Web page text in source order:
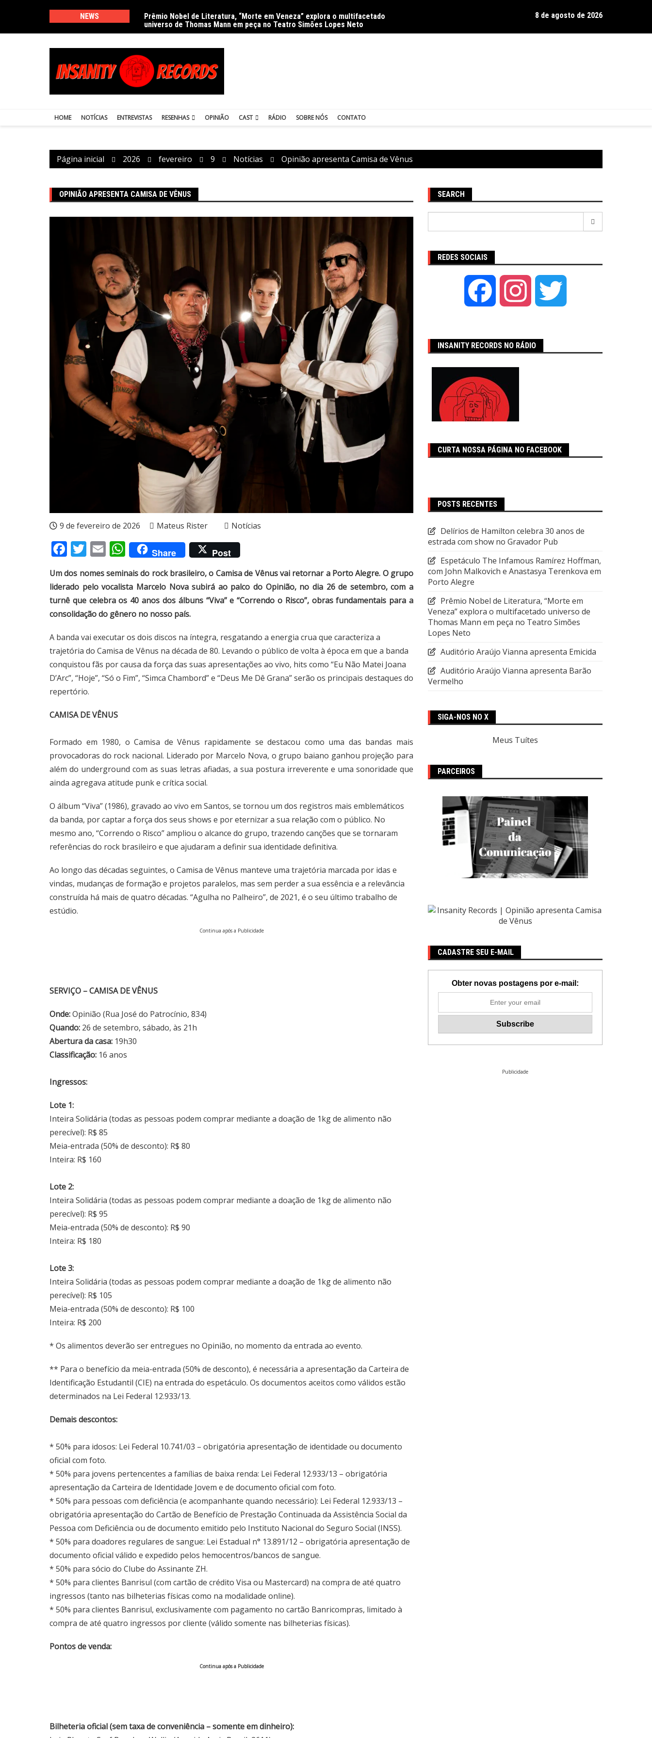
conteúdo
NEWS
Prêmio Nobel de Literatura, “Morte em Veneza” explora o multifacetado
universo de Thomas Mann em peça no Teatro Simões Lopes Neto
Delírios de Hamilton celebra 30 anos de estrada com show no Gravador
8 de agosto de 2026
HOME NOTÍCIAS ENTREVISTAS RESENHAS OPINIÃO CAST RÁDIO SOBRE NÓS CONTATO
Página inicial 2026 fevereiro 9 Notícias Opinião apresenta Camisa de Vênus
OPINIÃO APRESENTA CAMISA DE VÊNUS
9 de fevereiro de 2026 Mateus Rister Notícias
Facebook
Twitter
EmailWhatsApp
Share Post
Um dos nomes seminais do rock brasileiro, o Camisa de Vênus vai retornar a Porto Alegre. O grupo
liderado pelo vocalista Marcelo Nova subirá ao palco do Opinião, no dia 26 de setembro, com a
turnê que celebra os 40 anos dos álbuns “Viva” e “Correndo o Risco”, obras fundamentais para a
consolidação do gênero no nosso país.
A banda vai executar os dois discos na íntegra, resgatando a energia crua que caracteriza a
trajetória do Camisa de Vênus na década de 80. Levando o público de volta à época em que a banda
conquistou fãs por causa da força das suas apresentações ao vivo, hits como “Eu Não Matei Joana
D’Arc”, “Hoje”, “Só o Fim”, “Simca Chambord” e “Deus Me Dê Grana” serão os principais destaques do
repertório.
CAMISA DE VÊNUS
Formado em 1980, o Camisa de Vênus rapidamente se destacou como uma das bandas mais
provocadoras do rock nacional. Liderado por Marcelo Nova, o grupo baiano ganhou projeção para
além do underground com as suas letras afiadas, a sua postura irreverente e uma sonoridade que
ainda agregava atitude punk e crítica social.
O álbum “Viva” (1986), gravado ao vivo em Santos, se tornou um dos registros mais emblemáticos
da banda, por captar a força dos seus shows e por eternizar a sua relação com o público. No
mesmo ano, “Correndo o Risco” ampliou o alcance do grupo, trazendo canções que se tornaram
referências do rock brasileiro e que ajudaram a definir sua identidade definitiva.
Ao longo das décadas seguintes, o Camisa de Vênus manteve uma trajetória marcada por idas e
vindas, mudanças de formação e projetos paralelos, mas sem perder a sua essência e a relevância
construída há mais de quatro décadas. “Agulha no Palheiro”, de 2021, é o seu último trabalho de
estúdio.
Continua após a Publicidade
SERVIÇO – CAMISA DE VÊNUS
Onde:Opinião (Rua José do Patrocínio, 834)
Quando: 26 de setembro, sábado, às 21h
Abertura da casa: 19h30
Classificação: 16 anos
Ingressos:
Lote 1:
Inteira Solidária (todas as pessoas podem comprar mediante a doação de 1kg de alimento não
perecível): R$ 85
Meia-entrada (50% de desconto): R$ 80
Inteira: R$ 160
Lote 2:
Inteira Solidária (todas as pessoas podem comprar mediante a doação de 1kg de alimento não
perecível): R$ 95
Meia-entrada (50% de desconto): R$ 90
Inteira: R$ 180
Lote 3:
Inteira Solidária (todas as pessoas podem comprar mediante a doação de 1kg de alimento não
perecível): R$ 105
Meia-entrada (50% de desconto): R$ 100
Inteira: R$ 200
* Os alimentos deverão ser entregues no Opinião, no momento da entrada ao evento.
** Para o benefício da meia-entrada (50% de desconto), é necessária a apresentação da Carteira de
Identificação Estudantil (CIE) na entrada do espetáculo. Os documentos aceitos como válidos estão
determinados na Lei Federal 12.933/13.
Demais descontos:
* 50% para idosos: Lei Federal 10.741/03 – obrigatória apresentação de identidade ou documento
oficial com foto.
* 50% para jovens pertencentes a famílias de baixa renda: Lei Federal 12.933/13 – obrigatória
apresentação da Carteira de Identidade Jovem e de documento oficial com foto.
* 50% para pessoas com deficiência (e acompanhante quando necessário): Lei Federal 12.933/13 –
obrigatória apresentação do Cartão de Benefício de Prestação Continuada da Assistência Social da
Pessoa com Deficiência ou de documento emitido pelo Instituto Nacional do Seguro Social (INSS).
* 50% para doadores regulares de sangue: Lei Estadual n° 13.891/12 – obrigatória apresentação de
documento oficial válido e expedido pelos hemocentros/bancos de sangue.
* 50% para sócio do Clube do Assinante ZH.
* 50% para clientes Banrisul (com cartão de crédito Visa ou Mastercard) na compra de até quatro
ingressos (tanto nas bilheterias físicas como na modalidade online).
* 50% para clientes Banrisul, exclusivamente com pagamento no cartão Banricompras, limitado à
compra de até quatro ingressos por cliente (válido somente nas bilheterias físicas).
Pontos de venda:
Continua após a Publicidade
Bilheteria oficial (sem taxa de conveniência – somente em dinheiro):
SEARCH
REDES SOCIAIS
Facebook Instagram
INSANITY RECORDS NO RÁDIO
CURTA NOSSA PÁGINA NO FACEBOOK
POSTS RECENTES
Delírios de Hamilton celebra 30 anos de
estrada com show no Gravador Pub
Espetáculo The Infamous Ramírez Hoffman,
com John Malkovich e Anastasya Terenkova em
Porto Alegre
Prêmio Nobel de Literatura, “Morte em
Veneza” explora o multifacetado universo de
Thomas Mann em peça no Teatro Simões
Lopes Neto
Auditório Araújo Vianna apresenta Emicida
Auditório Araújo Vianna apresenta Barão
Vermelho
SIGA-NOS NO X
Meus Tuítes
PARCEIROS
CADASTRE SEU E-MAIL
Obter novas postagens por e-mail:
Publicidade